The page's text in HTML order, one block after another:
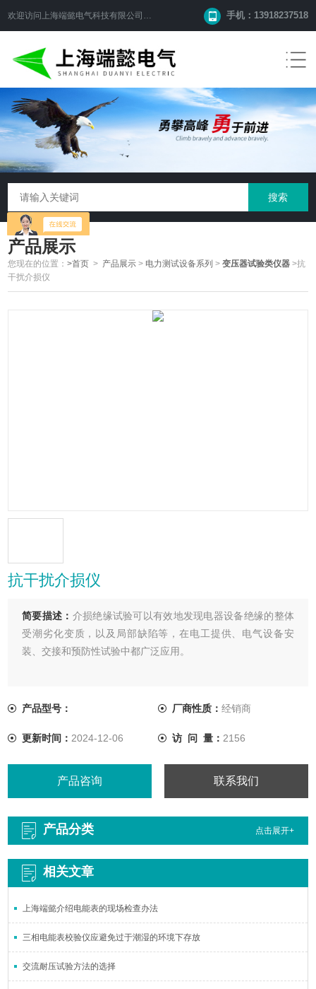
欢迎访问 上海端懿电气科技有限公司 网站！ 手机：13918237518
产品展示
您现在的位置：>首页 > 产品展示 > 电力测试设备系列 >变压器试验类仪器 >抗
干扰介损仪
抗干扰介损仪
简要描述： 介损绝缘试验可以有效地发现电器设备绝缘的整体
受潮劣化变质，以及局部缺陷等，在电工提供、电气设备安
装、交接和预防性试验中都广泛应用。
产品型号： 厂商性质： 经销商
更新时间： 2024-12-06 访 问 量： 2156
产品咨询 联系我们
产品分类 点击展开+
相关文章
上海端懿介绍电能表的现场检查办法
三相电能表校验仪应避免过于潮湿的环境下存放
交流耐压试验方法的选择